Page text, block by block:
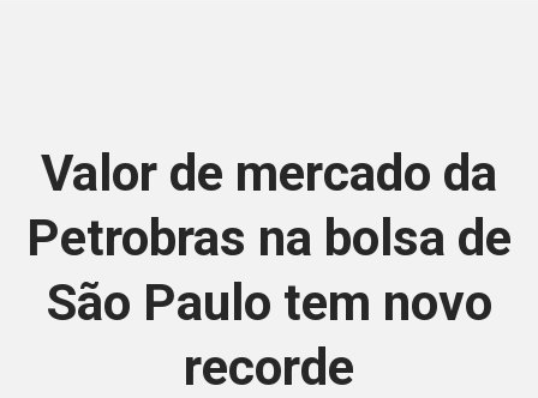
Valor de mercado da
Petrobras na bolsa de
São Paulo tem novo
recorde